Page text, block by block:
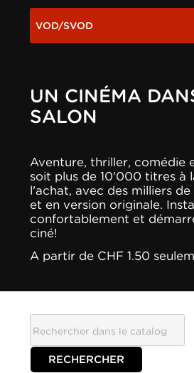
VOD/SVOD
UN CINÉMA
SALON
Aventure, thriller, comédie
soit plus de 10'000 titres à
l'achat, avec des milliers
et en version originale.
confortablement et
ciné!
A partir de CHF 1.50